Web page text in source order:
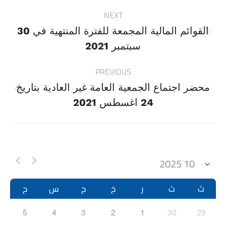
navigation
PREVIOUS
Previous
project:
محضر اجتماع الجمعية العامة غير العادية بتاريخ
24 اغسطس 2021
NEXT
Next
project:
القوائم المالية المجمعة للفترة المنتهية في 30
سبتمبر 2021
ث ث ر خ ج س ح
29
30
1
2
3
4
5